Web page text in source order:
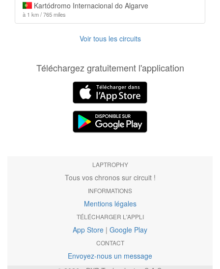
Kartódromo Internacional do Algarve
à 1 km / 765 miles
Voir tous les circuits
Téléchargez gratuitement l'application
LAPTROPHY
Tous vos chronos sur circuit !
INFORMATIONS
Mentions légales
TÉLÉCHARGER L'APPLI
App Store | Google Play
CONTACT
Envoyez-nous un message